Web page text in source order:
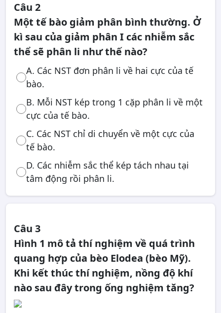
Câu 2
Một tế bào giảm phân bình thường. Ở
kì sau của giảm phân I các nhiễm sắc
thể sẽ phân li như thế nào?
A. Các NST đơn phân li về hai cực của tế
bào.
B. Mỗi NST kép trong 1 cặp phân li về một
cực của tế bào.
C. Các NST chỉ di chuyển về một cực của
tế bào.
D. Các nhiễm sắc thể kép tách nhau tại
tâm động rồi phân li.
Câu 3
Hình 1 mô tả thí nghiệm về quá trình
quang hợp của bèo Elodea (bèo Mỹ).
Khi kết thúc thí nghiệm, nồng độ khí
nào sau đây trong ống nghiệm tăng?